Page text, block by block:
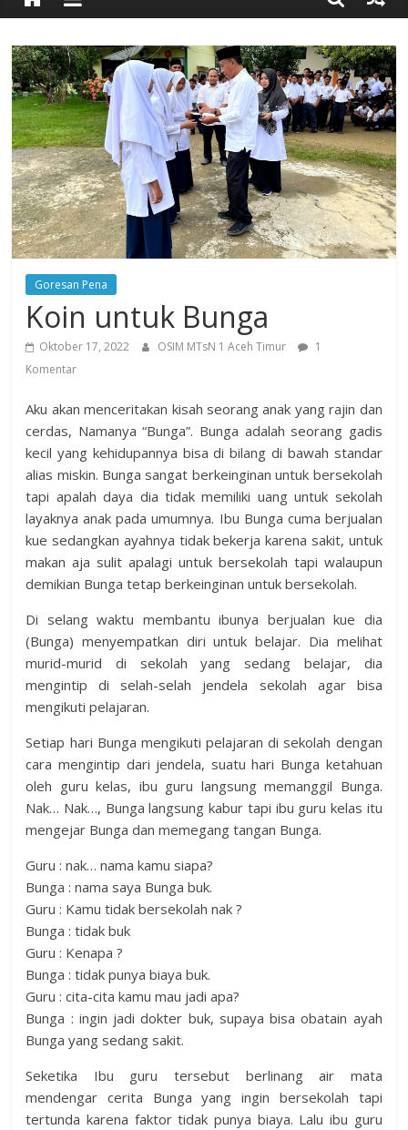
Timur
Simpang
Ulim,
Aceh
Timur
Goresan Pena
Koin untuk Bunga
Oktober 17, 2022 OSIM MTsN 1 Aceh Timur
1
Komentar
Aku akan menceritakan kisah seorang anak yang rajin dan
cerdas, Namanya “Bunga”. Bunga adalah seorang gadis
kecil yang kehidupannya bisa di bilang di bawah standar
alias miskin. Bunga sangat berkeinginan untuk bersekolah
tapi apalah daya dia tidak memiliki uang untuk sekolah
layaknya anak pada umumnya. Ibu Bunga cuma berjualan
kue sedangkan ayahnya tidak bekerja karena sakit, untuk
makan aja sulit apalagi untuk bersekolah tapi walaupun
demikian Bunga tetap berkeinginan untuk bersekolah.
Di selang waktu membantu ibunya berjualan kue dia
(Bunga) menyempatkan diri untuk belajar. Dia melihat
murid-murid di sekolah yang sedang belajar, dia
mengintip di selah-selah jendela sekolah agar bisa
mengikuti pelajaran.
Setiap hari Bunga mengikuti pelajaran di sekolah dengan
cara mengintip dari jendela, suatu hari Bunga ketahuan
oleh guru kelas, ibu guru langsung memanggil Bunga.
Nak… Nak…, Bunga langsung kabur tapi ibu guru kelas itu
mengejar Bunga dan memegang tangan Bunga.
Guru : nak… nama kamu siapa?
Bunga : nama saya Bunga buk.
Guru : Kamu tidak bersekolah nak ?
Bunga : tidak buk
Guru : Kenapa ?
Bunga : tidak punya biaya buk.
Guru : cita-cita kamu mau jadi apa?
Bunga : ingin jadi dokter buk, supaya bisa obatain ayah
Bunga yang sedang sakit.
Seketika Ibu guru tersebut berlinang air mata
mendengar cerita Bunga yang ingin bersekolah tapi
tertunda karena faktor tidak punya biaya. Lalu ibu guru